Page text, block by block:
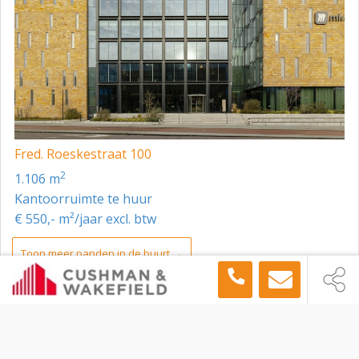
Haag. Bij het NS-station is de begin-/eindhalte van de
Noord-/Zuidlijn en zijn haltes van de tram-/metrolijnen
5, 50 en 51 alsmede buslijnen 65, 165, 176, 78, 23, 248
en 312.
Fred. Roeskestraat 100
1.106 m2
Kantoorruimte te huur
€ 550,- m²/jaar excl. btw
Toon meer panden in de buurt →
Cushman & Wakefield